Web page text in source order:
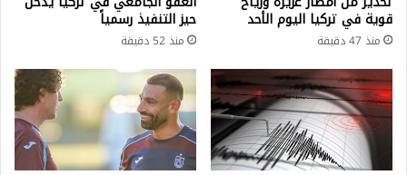
قوية في تركيا اليوم الأحد
منذ 47 دقيقة
حيز التنفيذ رسمياً
منذ 52 دقيقة